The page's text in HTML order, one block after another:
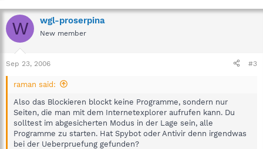
W wgl-proserpina
New member
Sep 23, 2006 #3
raman said:
Also das Blockieren blockt keine Programme, sondern nur
Seiten, die man mit dem Internetexplorer aufrufen kann. Du
solltest im abgesicherten Modus in der Lage sein, alle
Programme zu starten. Hat Spybot oder Antivir denn irgendwas
bei der Ueberpruefung gefunden?